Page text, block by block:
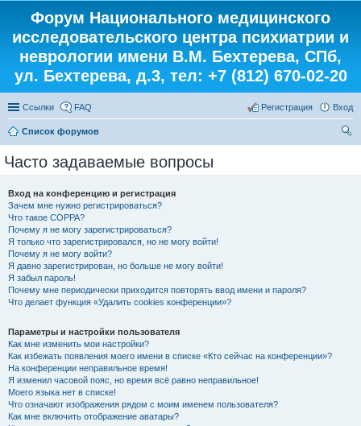
Форум Национального медицинского
исследовательского центра психиатрии и
неврологии имени В.М. Бехтерева, СПб,
ул. Бехтерева, д.3, тел: +7 (812) 670-02-20
Ссылки FAQ Вход
Регистрация
Список форумов
Часто задаваемые вопросы
Вход на конференцию и регистрация
Зачем мне нужно регистрироваться?
Что такое COPPA?
Почему я не могу зарегистрироваться?
Я только что зарегистрировался, но не могу войти!
Почему я не могу войти?
Я давно зарегистрирован, но больше не могу войти!
Я забыл пароль!
Почему мне периодически приходится повторять ввод имени и пароля?
Что делает функция «Удалить cookies конференции»?
Параметры и настройки пользователя
Как мне изменить мои настройки?
Как избежать появления моего имени в списке «Кто сейчас на конференции»?
На конференции неправильное время!
Я изменил часовой пояс, но время всё равно неправильное!
Моего языка нет в списке!
Что означают изображения рядом с моим именем пользователя?
Как мне включить отображение аватары?